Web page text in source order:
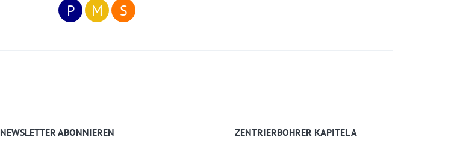
P M S
NEWSLETTER ABONNIEREN ZENTRIERBOHRER KAPITEL A